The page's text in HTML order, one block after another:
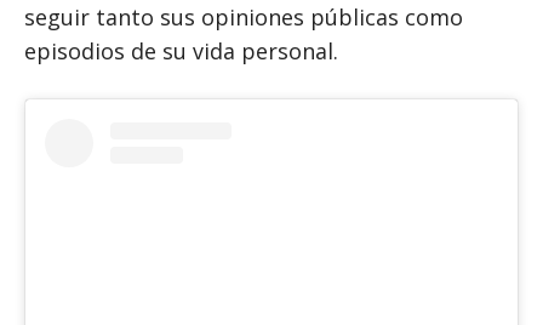
seguir tanto sus opiniones públicas como
episodios de su vida personal.